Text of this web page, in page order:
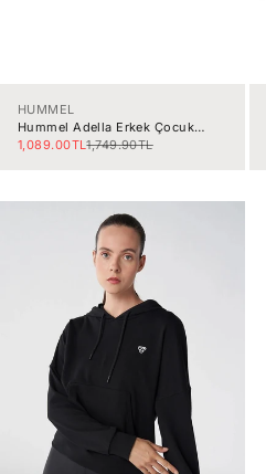
HUMMEL
Hummel Adella Erkek Çocuk
Eşofman Altı 932412-2001
İndirimli fiyat
1,089.00TLNormal fiyat
1,749.90TL